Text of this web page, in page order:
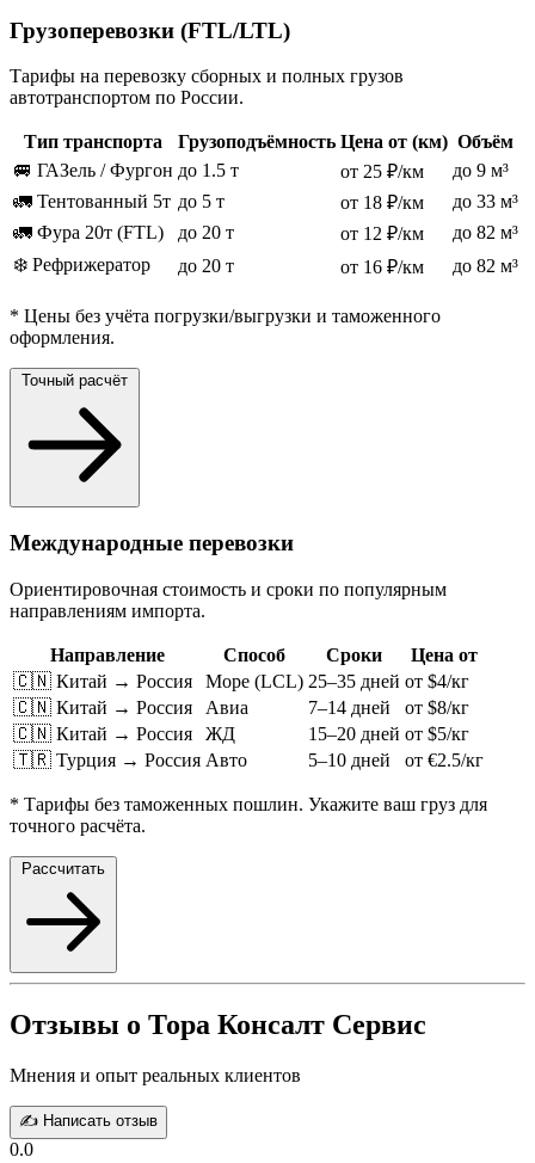
Грузоперевозки (FTL/LTL)
Тарифы на перевозку сборных и полных грузов
автотранспортом по России.
Тип транспорта Грузоподъёмность Цена от (км) Объём
🚐 ГАЗель / Фургон до 1.5 т от 25 ₽/км
до 9 м³
🚛 Тентованный 5т до 5 т от 18 ₽/км
до 33 м³
🚛 Фура 20т (FTL)
до 20 т от 12 ₽/км
до 82 м³
❄️ Рефрижератор
до 20 т от 16 ₽/км до 82 м³
* Цены без учёта погрузки/выгрузки и таможенного
оформления.
Точный расчёт
Международные перевозки
Ориентировочная стоимость и сроки по популярным
направлениям импорта.
Направление Способ Сроки
Цена от
🇨🇳 Китай → Россия
Море (LCL) 25–35 дней от $4/кг
🇨🇳 Китай → Россия
Авиа 7–14 дней
от $8/кг
🇨🇳 Китай → Россия
ЖД 15–20 дней от $5/кг
🇹🇷 Турция → Россия Авто 5–10 дней от €2.5/кг
* Тарифы без таможенных пошлин. Укажите ваш груз для
точного расчёта.
Рассчитать
Отзывы о Тора Консалт Сервис
Мнения и опыт реальных клиентов
✍️ Написать отзыв
0.0